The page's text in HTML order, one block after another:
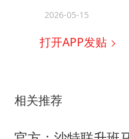
2026-05-15
打开APP发贴
相关推荐